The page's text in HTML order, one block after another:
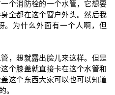
个消防栓的一个水管，它想要
全都在这个窗户外头。然后我
。为什么外面有一个人啊，但
，想就露出脸儿来这样。但是
个膝盖就直接卡在这个水管和
这个东西大家可以也可以知道
。